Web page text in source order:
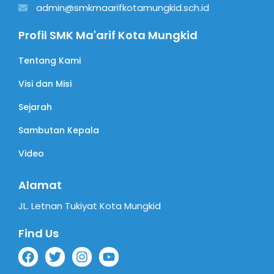
admin@smkmaarifkotamungkid.sch.id
Profil SMK Ma'arif Kota Mungkid
Tentang Kami
Visi dan Misi
Sejarah
Sambutan Kepala
Video
Alamat
JL. Letnan Tukiyat Kota Mungkid
Find Us